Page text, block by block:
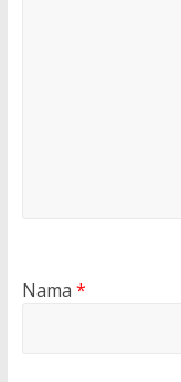
Nama *